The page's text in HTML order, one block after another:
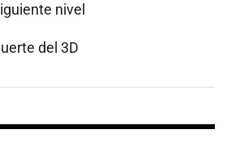
nivel
del 3D